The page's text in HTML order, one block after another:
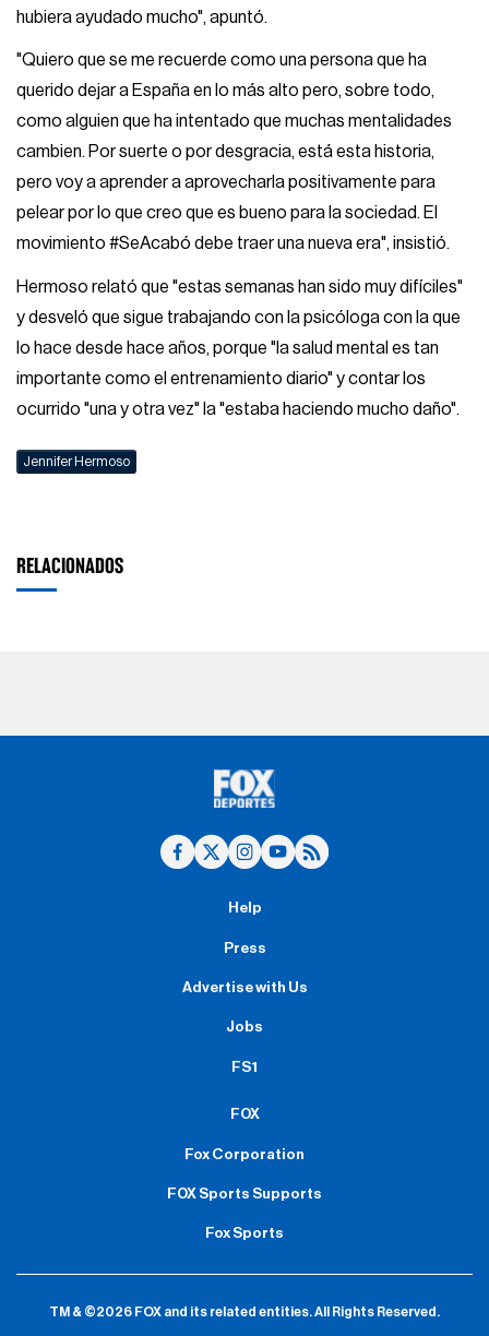
hubiera ayudado mucho", apuntó.
"Quiero que se me recuerde como una persona que ha
querido dejar a España en lo más alto pero, sobre todo,
como alguien que ha intentado que muchas mentalidades
cambien. Por suerte o por desgracia, está esta historia,
pero voy a aprender a aprovecharla positivamente para
pelear por lo que creo que es bueno para la sociedad. El
movimiento #SeAcabó debe traer una nueva era", insistió.
Hermoso relató que "estas semanas han sido muy difíciles"
y desveló que sigue trabajando con la psicóloga con la que
lo hace desde hace años, porque "la salud mental es tan
importante como el entrenamiento diario" y contar los
ocurrido "una y otra vez" la "estaba haciendo mucho daño".
Jennifer Hermoso
RELACIONADOS
Help
Press
Advertise with Us
Jobs
FS1
FOX
Fox Corporation
FOX Sports Supports
Fox Sports
TM & ©2026 FOX and its related entities.All Rights Reserved.